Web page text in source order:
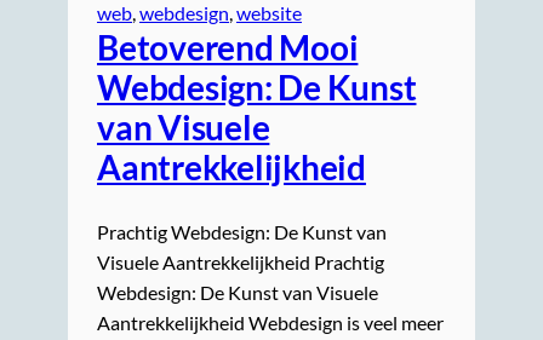
web, webdesign, website
Betoverend Mooi
Webdesign: De Kunst
van Visuele
Aantrekkelijkheid
Prachtig Webdesign: De Kunst van
Visuele Aantrekkelijkheid Prachtig
Webdesign: De Kunst van Visuele
Aantrekkelijkheid Webdesign is veel meer